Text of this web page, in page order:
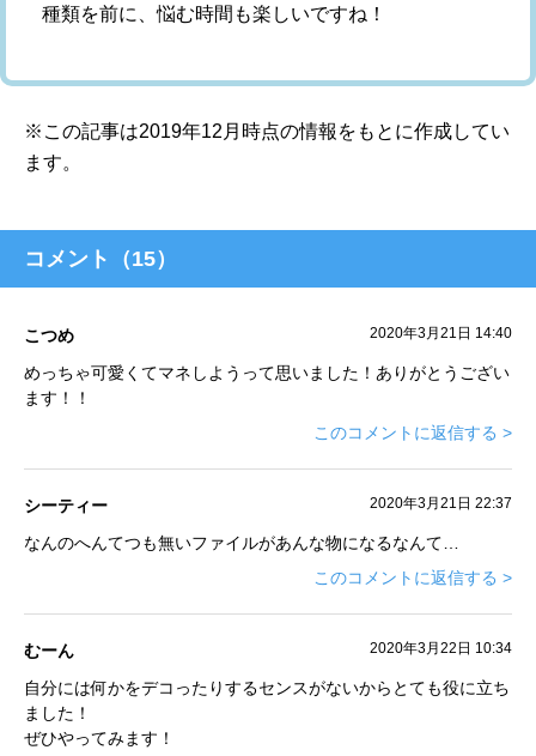
種類を前に、悩む時間も楽しいですね！
※この記事は2019年12月時点の情報をもとに作成してい
ます。
コメント（15）
こつめ 2020年3月21日 14:40
めっちゃ可愛くてマネしようって思いました！ありがとうござい
ます！！
このコメントに返信する >
シーティー 2020年3月21日 22:37
なんのへんてつも無いファイルがあんな物になるなんて…
このコメントに返信する >
むーん 2020年3月22日 10:34
自分には何かをデコったりするセンスがないからとても役に立ち
ました！
ぜひやってみます！